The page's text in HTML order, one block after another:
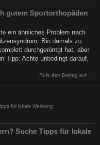
gutem Sportorthopäden
ein ähnliches Problem nach
Bin damals zu
durchgeröntgt hat, aber
Tipp: Achte unbedingt darauf,
Rufe den Beitrag auf
für lokale Werbung
Suche Tipps für lokale